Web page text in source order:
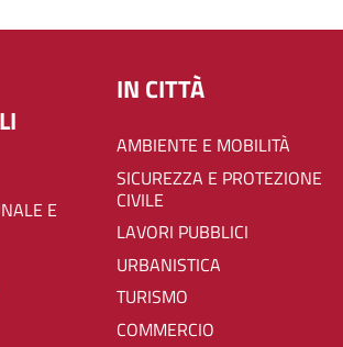
IN CITTÀ
AMBIENTE E MOBILITÀ
SICUREZZA E PROTEZIONE
CIVILE
LAVORI PUBBLICI
URBANISTICA
TURISMO
COMMERCIO